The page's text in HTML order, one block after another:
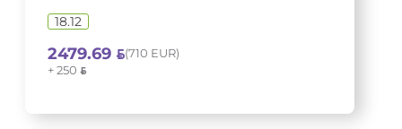
18.12
2479.69
(710 EUR)
+ 250